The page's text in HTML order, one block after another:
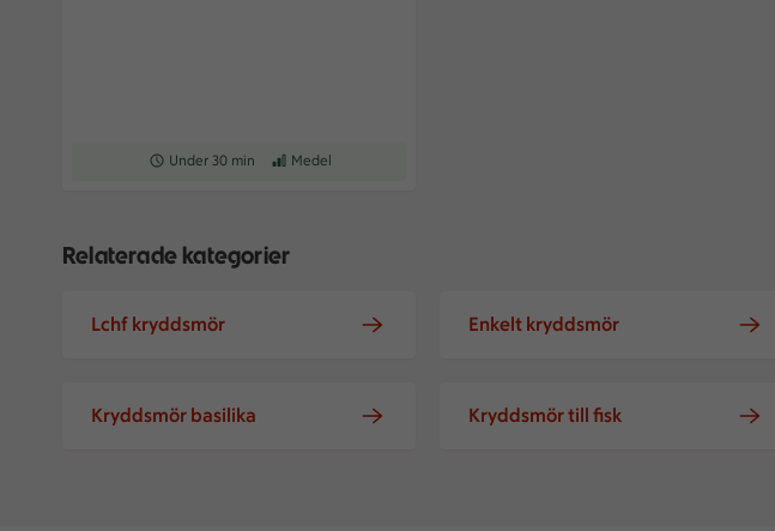
Receptet tar Under 30 min att tillaga
Under 30 min Receptet har Medel svårighetsgrad
Medel
Relaterade kategorier
Lchf kryddsmör Enkelt kryddsmör
Kryddsmör basilika Kryddsmör till fisk